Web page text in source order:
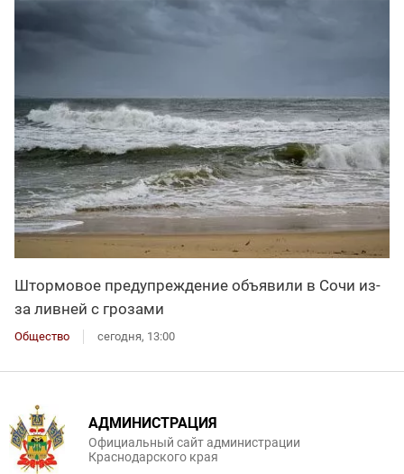
Штормовое предупреждение объявили в Сочи из-
за ливней с грозами
Общество сегодня, 13:00
АДМИНИСТРАЦИЯ
Официальный сайт администрации
Краснодарского края